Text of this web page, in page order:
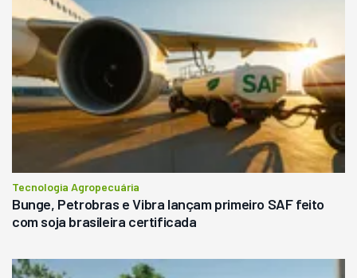
Tecnologia Agropecuária
Bunge, Petrobras e Vibra lançam primeiro SAF feito
com soja brasileira certificada